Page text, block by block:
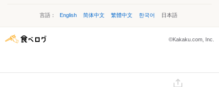
言語： English 简体中文 繁體中文 한국어 日本語
©Kakaku.com, Inc.